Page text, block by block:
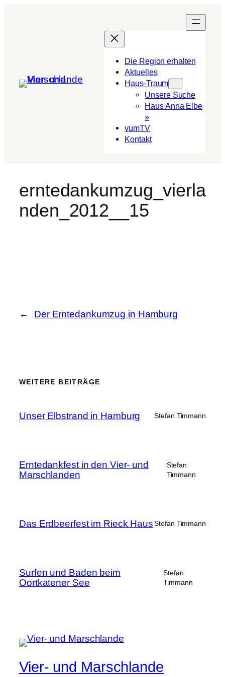
Die Region erhalten
Aktuelles
Haus-Traum
Unsere Suche
Haus Anna Elbe
»
vumTV
Kon­takt
erntedankumzug_vierla
nden_2012__15
← Der Erntedankumzug in Hamburg
WEITERE BEITRÄGE
Unser Elbstrand in Hamburg Stefan Timmann
Erntedankfest in den Vier- und
Marschlanden
Stefan
Timmann
Das Erdbeerfest im Rieck Haus Stefan Timmann
Surfen und Baden beim
Oortkatener See
Stefan
Timmann
Vier- und Marschlande